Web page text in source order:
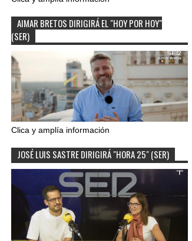
AIMAR BRETOS DIRIGIRÁ EL "HOY POR HOY"
(SER)
Clica y amplía información
JOSÉ LUIS SASTRE DIRIGIRÁ "HORA 25" (SER)